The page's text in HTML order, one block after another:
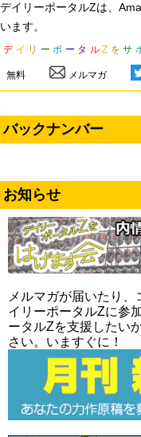
デイリーポータルZは、
います。
デ イ リ ー ポ ー タ ル Z を サ
無料 メルマガ
バックナンバー
お知らせ
メルマガが届いたり
イリーポータルZに参
ータルZを支援したい
さい。いますぐに！